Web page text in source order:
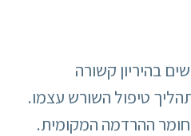
בהיריון קשורה
טיפול השורש עצמו.
חומר ההרדמה המקומית.